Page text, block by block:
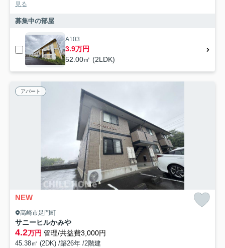
見る
募集中の部屋
A103
3.9万円
52.00㎡ (2LDK)
アパート
NEW
高崎市足門町
サニーヒルかみや
4.2万円 管理/共益費3,000円
45.38㎡ (2DK) /築26年 /2階建